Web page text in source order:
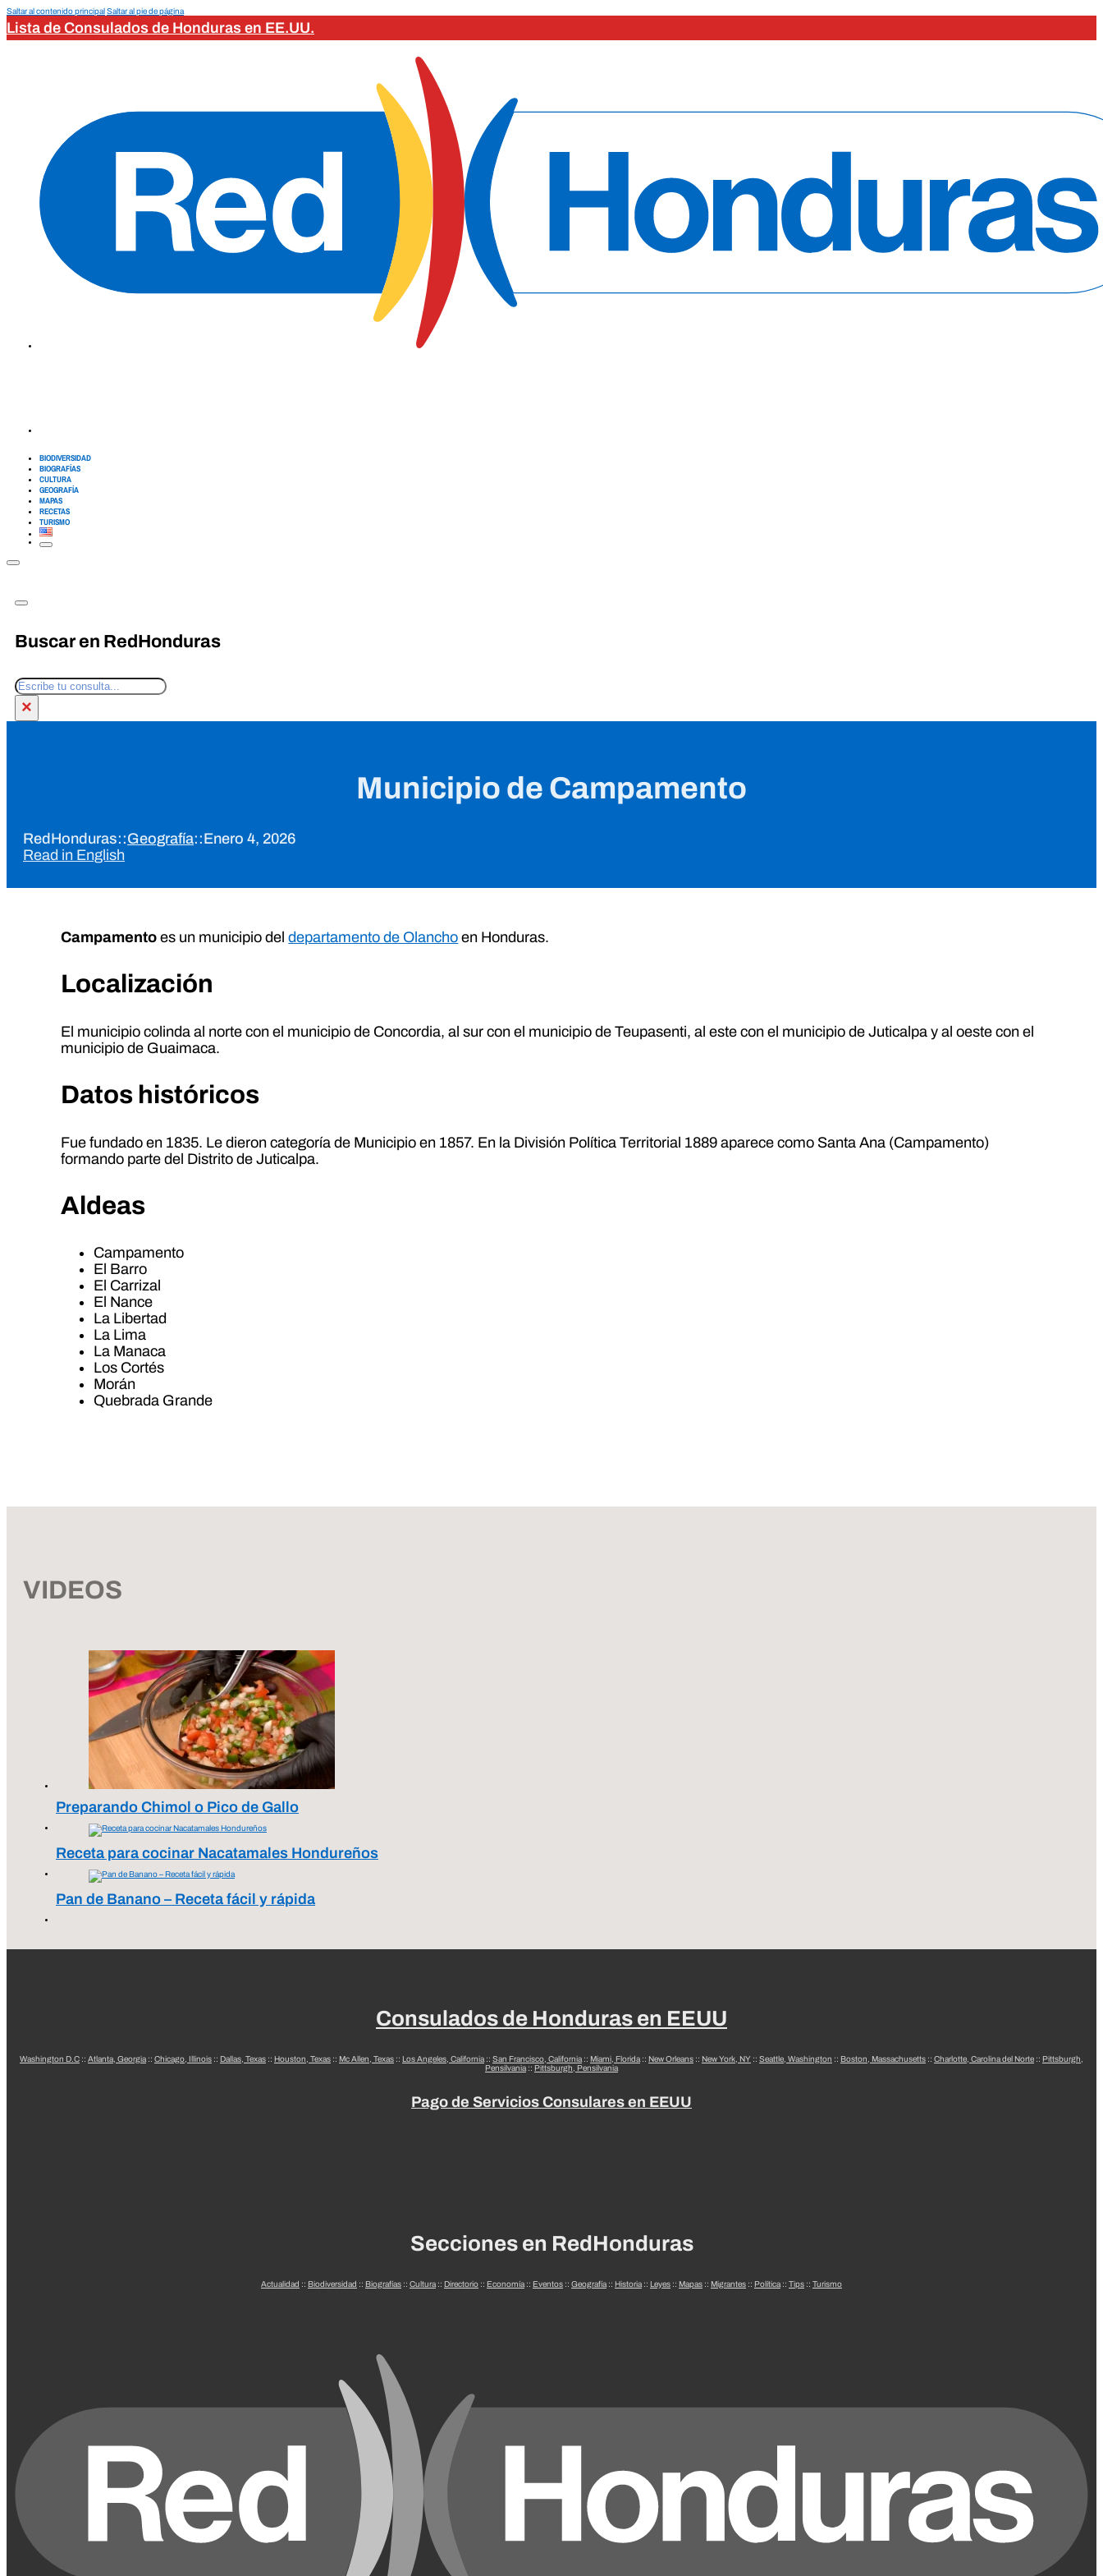
Saltar al contenido principalSaltar al pie de página
Lista de Consulados de Honduras en EE.UU.
BIODIVERSIDAD
BIOGRAFÍAS
CULTURA
GEOGRAFÍA
MAPAS
RECETAS
TURISMO
Buscar en RedHonduras
Buscar
×
Municipio de Campamento
RedHonduras::Geografía::Enero 4, 2026
Read in English
Campamento es un municipio deldepartamento de Olancho en Honduras.
Localización
El municipio colinda al norte con el municipio de Concordia, al sur con el municipio de Teupasenti, al este con el municipio de Juticalpa y al oeste con el
municipio de Guaimaca.
Datos históricos
Fue fundado en 1835. Le dieron categoría de Municipio en 1857. En la División Política Territorial 1889 aparece como Santa Ana (Campamento)
formando parte del Distrito de Juticalpa.
Aldeas
Campamento
El Barro
El Carrizal
El Nance
La Libertad
La Lima
La Manaca
Los Cortés
Morán
Quebrada Grande
VIDEOS
Preparando Chimol o Pico de Gallo
Receta para cocinar Nacatamales Hondureños
Pan de Banano – Receta fácil y rápida
Consulados de Honduras en EEUU
Washington D.C :: Atlanta, Georgia :: Chicago, Illinois :: Dallas, Texas :: Houston, Texas :: Mc Allen, Texas :: Los Angeles, California :: San Francisco, California :: Miami, Florida :: New Orleans :: New York, NY :: Seattle, Washington :: Boston, Massachusetts :: Charlotte, Carolina del Norte :: Pittsburgh,
Pensilvania :: Pittsburgh, Pensilvania
Pago de Servicios Consulares en EEUU
Secciones en RedHonduras
Actualidad :: Biodiversidad :: Biografías :: Cultura :: Directorio :: Economía :: Eventos :: Geografía :: Historia :: Leyes :: Mapas :: Migrantes :: Política :: Tips :: Turismo